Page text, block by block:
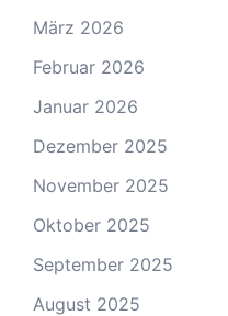
März 2026
Februar 2026
Januar 2026
Dezember 2025
November 2025
Oktober 2025
September 2025
August 2025